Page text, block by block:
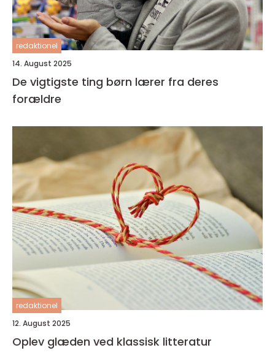
redaktionel
14. August 2025
De vigtigste ting børn lærer fra deres
forældre
redaktionel
12. August 2025
Oplev glæden ved klassisk litteratur